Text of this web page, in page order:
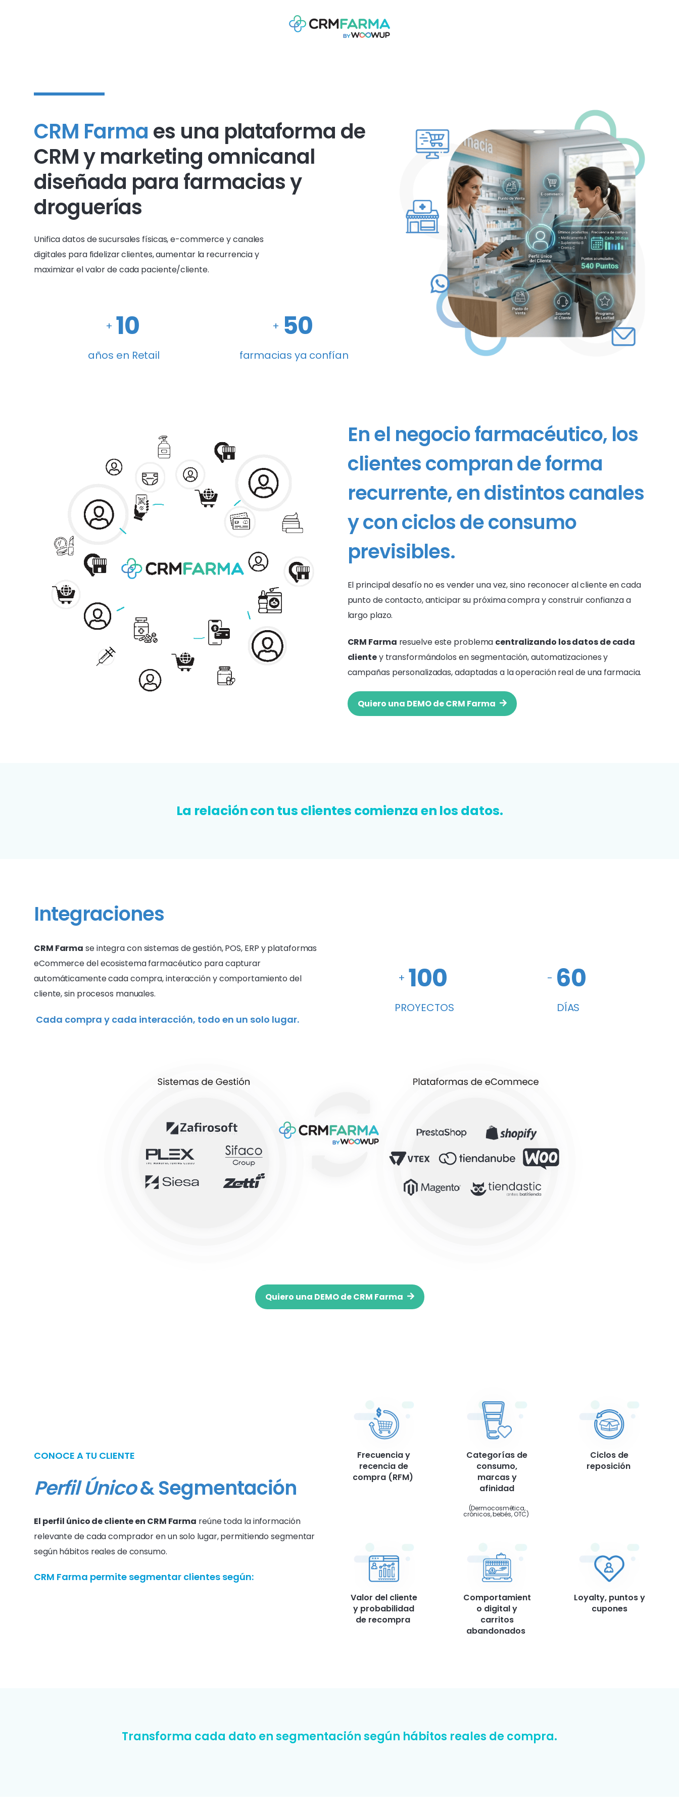
CRM Farma es una plataforma de
CRM y marketing omnicanal
diseñada para farmacias y
droguerías
Unifica datos de sucursales físicas, e-commerce y canales
digitales para fidelizar clientes, aumentar la recurrencia y
maximizar el valor de cada paciente/cliente.
+ 10
años en Retail
+ 50
farmacias ya confían
En el negocio farmacéutico, los
clientes compran de forma
recurrente, en distintos canales
y con ciclos de consumo
previsibles.
El principal desafío no es vender una vez, sino reconocer al cliente en cada
punto de contacto, anticipar su próxima compra y construir confianza a
largo plazo.
CRM Farma resuelve este problema centralizando los datos de cada
clientey transformándolos en segmentación, automatizaciones y
campañas personalizadas, adaptadas a la operación real de una farmacia.
Quiero una DEMO de CRM Farma
La relación con tus clientes comienza en los datos.
Integraciones
CRM Farma se integra con sistemas de gestión, POS, ERP y plataformas
eCommerce del ecosistema farmacéutico paracapturar
automáticamente cada compra, interacción y comportamiento del
cliente, sin procesos manuales.
Cada compra y cada interacción, todo en un solo lugar.
+ 100
PROYECTOS
- 60
DÍAS
Quiero una DEMO de CRM Farma
CONOCE A TU CLIENTE
Perfil Único&Segmentación
El perfil único de cliente en CRM Farma reúne toda la información
relevante de cada comprador en un solo lugar, permitiendo segmentar
según hábitos reales de consumo.
CRM Farma permite segmentar clientes según:
Frecuencia y
recencia de
compra (RFM)
Categorías de
consumo,
marcas y
afinidad
(Dermocosmética,
crónicos, bebés, OTC)
Ciclos de
reposición
Valor del cliente
y probabilidad
de recompra
Comportamient
o digital y
carritos
abandonados
Loyalty, puntos y
cupones
Transforma cada dato en segmentación según hábitos reales de compra.